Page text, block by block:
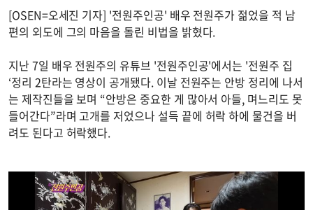
[OSEN=오세진 기자] '전원주인공' 배우 전원주가 젊었을 적 남
편의 외도에 그의 마음을 돌린 비법을 밝혔다.
지난 7일 배우 전원주의 유튜브 '전원주인공'에서는 '전원주 집
‘정리 2탄라는 영상이 공개됐다. 이날 전원주는 안방 정리에 나서
는 제작진들을 보며 “안방은 중요한 게 많아서 아들, 며느리도 못
들어간다”라며 고개를 저었으나 설득 끝에 허락 하에 물건을 버
려도 된다고 허락했다.